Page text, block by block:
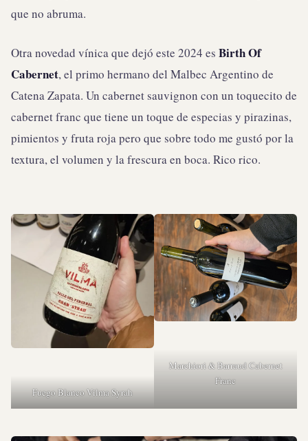
que no abruma.
Otra novedad vínica que dejó este 2024 es Birth Of
Cabernet, el primo hermano del Malbec Argentino de
Catena Zapata. Un cabernet sauvignon con un toquecito de
cabernet franc que tiene un toque de especias y pirazinas,
pimientos y fruta roja pero que sobre todo me gustó por la
textura, el volumen y la frescura en boca. Rico rico.
Fuego Blanco Vilma Syrah
Marchiori & Barraud Cabernet
Franc